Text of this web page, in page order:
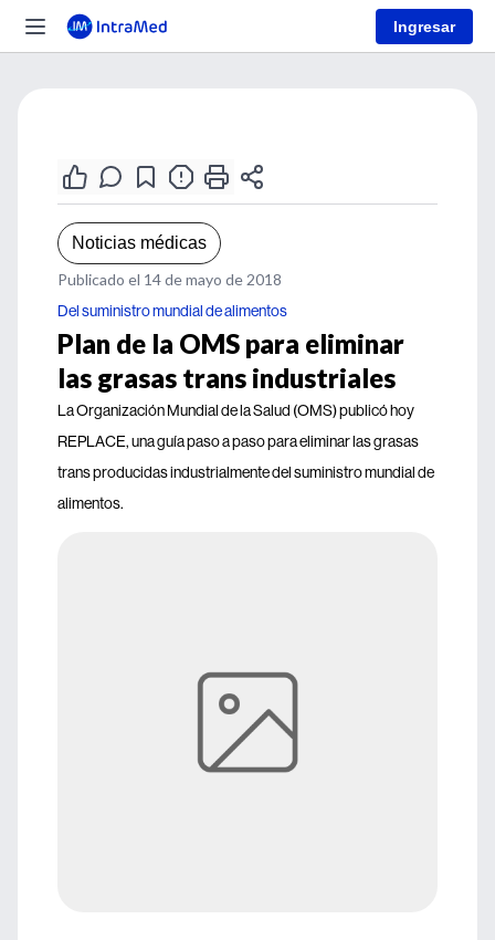
Ingresar
Noticias médicas
Publicado el 14 de mayo de 2018
Del suministro mundial de alimentos
Plan de la OMS para eliminar
las grasas trans industriales
La Organización Mundial de la Salud (OMS) publicó hoy
REPLACE, una guía paso a paso para eliminar las grasas
trans producidas industrialmente del suministro mundial de
alimentos.